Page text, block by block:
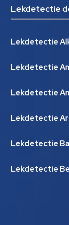
Lekdetectie
Lekdetectie
Lekdetectie
Lekdetectie
Lekdetectie
Lekdetectie
Lekdetectie